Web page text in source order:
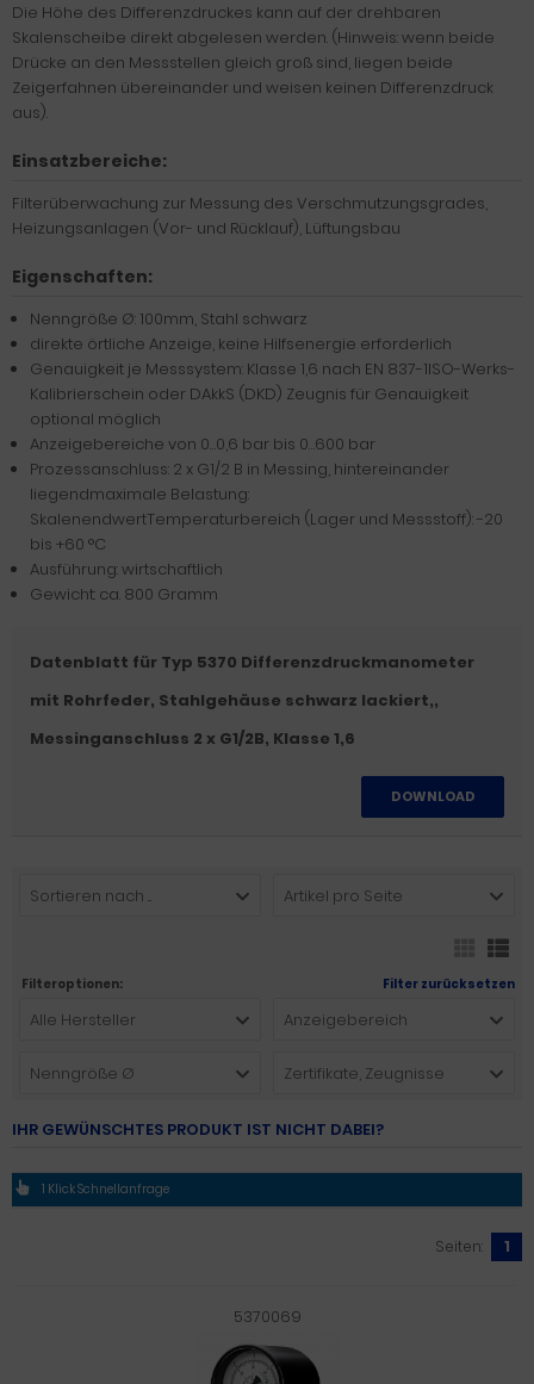
Die Höhe des Differenzdruckes kann auf der drehbaren
Skalenscheibe direkt abgelesen werden. (Hinweis: wenn beide
Drücke an den Messstellen gleich groß sind, liegen beide
Zeigerfahnen übereinander und weisen keinen Differenzdruck
aus).
Einsatzbereiche:
Filterüberwachung zur Messung des Verschmutzungsgrades,
Heizungsanlagen (Vor- und Rücklauf), Lüftungsbau
Eigenschaften:
Nenngröße Ø: 100mm, Stahl schwarz
direkte örtliche Anzeige, keine Hilfsenergie erforderlich
Genauigkeit je Messsystem: Klasse 1,6 nach EN 837-1ISO-Werks-
Kalibrierschein oder DAkkS (DKD) Zeugnis für Genauigkeit
optional möglich
Anzeigebereiche von 0…0,6 bar bis 0…600 bar
Prozessanschluss: 2 x G1/2 B in Messing, hintereinander
liegendmaximale Belastung:
SkalenendwertTemperaturbereich (Lager und Messstoff): -20
bis +60 °C
Ausführung: wirtschaftlich
Gewicht: ca. 800 Gramm
Datenblatt für Typ 5370 Differenzdruckmanometer
mit Rohrfeder, Stahlgehäuse schwarz lackiert,,
Messinganschluss 2 x G1/2B, Klasse 1,6
DOWNLOAD
Sortieren nach ... Artikel pro Seite
Filteroptionen: Filter zurücksetzen
Alle Hersteller Anzeigebereich
Nenngröße Ø Zertifikate, Zeugnisse
IHR GEWÜNSCHTES PRODUKT IST NICHT DABEI?
1 Klick Schnellanfrage
Seiten: 1
5370069